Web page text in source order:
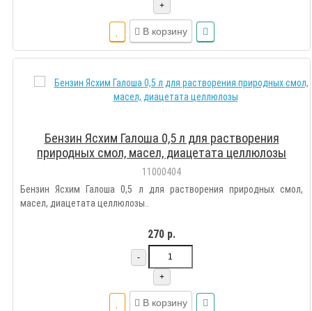
+
В корзину
Бензин Ясхим Галоша 0,5 л для растворения
природных смол, масел, диацетата целлюлозы
11000404
Бензин Ясхим Галоша 0,5 л для растворения природных смол,
масел, диацетата целлюлозы..
270 р.
-
+
В корзину